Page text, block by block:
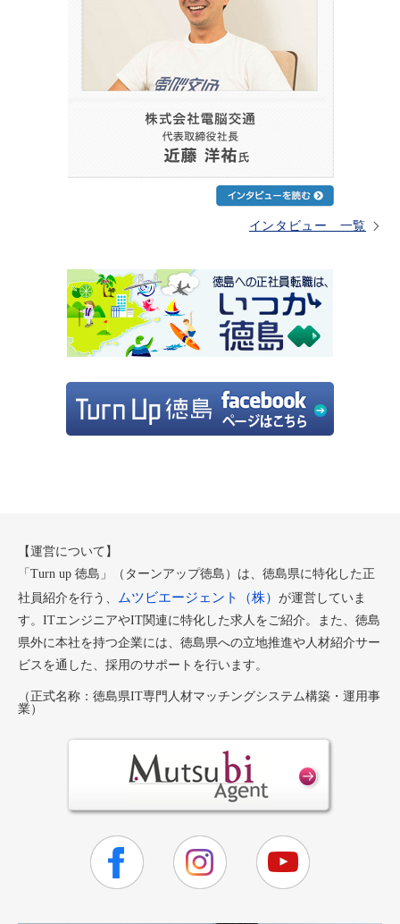
インタビュー 一覧
【運営について】
「Turn up 徳島」（ターンアップ徳島）は、徳島県に特化した正
社員紹介を行う、
ムツビエージェント（株） が運営していま
す。ITエンジニアやIT関連に特化した求人をご紹介。また、徳島
県外に本社を持つ企業には、徳島県への立地推進や人材紹介サー
ビスを通した、採用のサポートを行います。
（正式名称：徳島県IT専門人材マッチングシステム構築・運用事
業）